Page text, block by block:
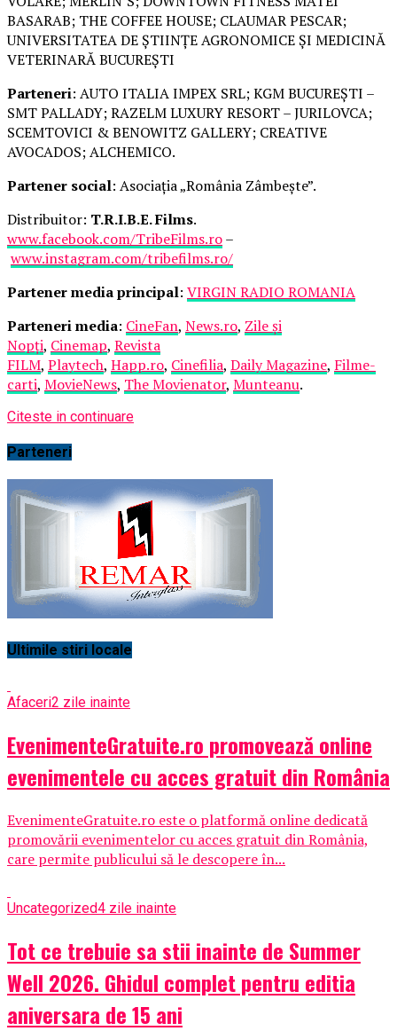
BASARAB; THE COFFEE HOUSE; CLAUMAR PESCAR;
UNIVERSITATEA DE ȘTIINȚE AGRONOMICE ȘI MEDICINĂ
VETERINARĂ BUCUREȘTI
Parteneri: AUTO ITALIA IMPEX SRL; KGM BUCUREȘTI –
SMT PALLADY; RAZELM LUXURY RESORT – JURILOVCA;
SCEMTOVICI & BENOWITZ GALLERY; CREATIVE
AVOCADOS; ALCHEMICO.
Partener social: Asociația „România Zâmbește”.
Distribuitor: T.R.I.B.E. Films.
www.facebook.com/TribeFilms.ro–
www.instagram.com/tribefilms.ro/
Partener media principal: VIRGIN RADIO ROMANIA
Parteneri media: CineFan, News.ro, Zile și
Nopți, Cinemap, Revista
FILM, Playtech, Happ.ro, Cinefilia, Daily Magazine, Filme-
carti, MovieNews, The Movienator, Munteanu.
Citeste in continuare
Parteneri
Ultimile stiri locale
Afaceri2 zile inainte
EvenimenteGratuite.ro promovează online
evenimentele cu acces gratuit din România
EvenimenteGratuite.ro este o platformă online dedicată
promovării evenimentelor cu acces gratuit din România,
care permite publicului să le descopere în...
Uncategorized4 zile inainte
Tot ce trebuie sa stii inainte de Summer
Well 2026. Ghidul complet pentru editia
aniversara de 15 ani